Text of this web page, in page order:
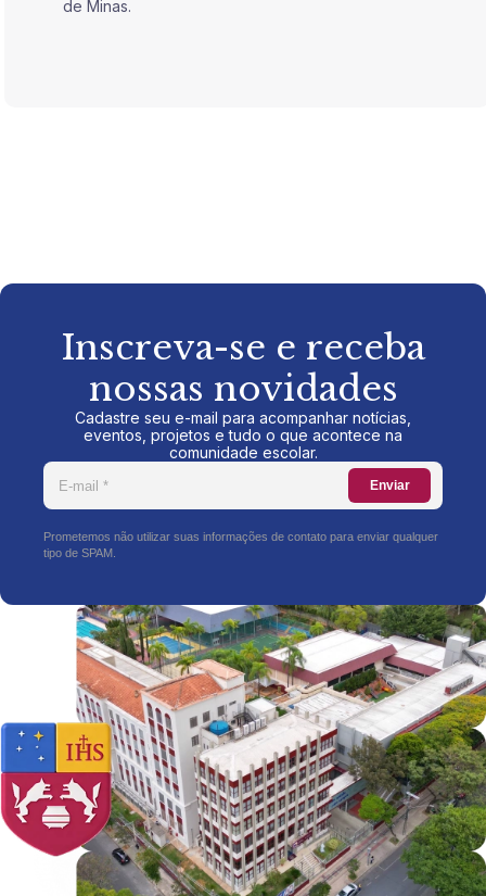
de Minas.
Inscreva-se e receba
nossas novidades
Cadastre seu e-mail para acompanhar notícias,
eventos, projetos e tudo o que acontece na
comunidade escolar.
Enviar
Prometemos não utilizar suas informações de contato para enviar qualquer
tipo de SPAM.